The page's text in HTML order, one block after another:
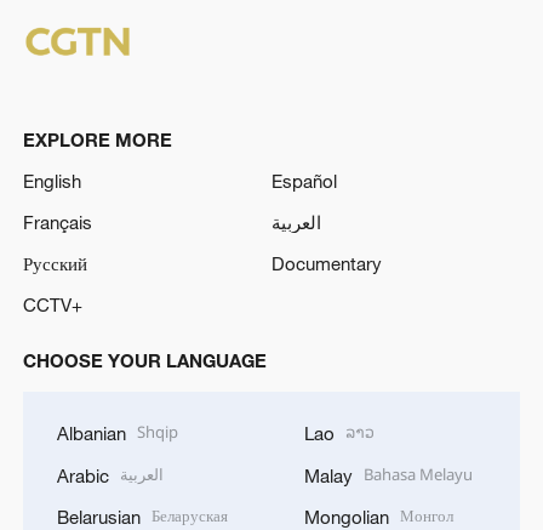
EXPLORE MORE
English
Español
Français
العربية
Русский
Documentary
CCTV+
CHOOSE YOUR LANGUAGE
Albanian Shqip
Arabic العربية
Belarusian Беларуская
Lao ລາວ
Malay Bahasa Melayu
Mongolian Монгол